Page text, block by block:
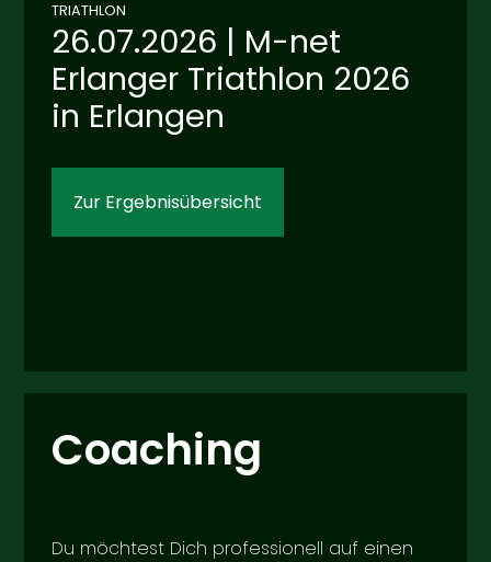
TRIATHLON
26.07.2026 | M-net
Erlanger Triathlon 2026
in Erlangen
Zur Ergebnisübersicht
Coaching
Du möchtest Dich professionell auf einen